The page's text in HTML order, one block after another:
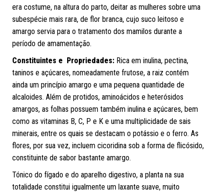
era costume, na altura do parto, deitar as mulheres sobre uma
subespécie mais rara, de flor branca, cujo suco leitoso e
amargo servia para o tratamento dos mamilos durante a
período de amamentação.
Constituintes e Propriedades: Rica em inulina, pectina,
taninos e açúcares, nomeadamente frutose, a raiz contém
ainda um princípio amargo e uma pequena quantidade de
alcaloides. Além de protidos, aminoácidos e heterósidos
amargos, as folhas possuem também inulina e açúcares, bem
como as vitaminas B, C, P e K e uma multiplicidade de sais
minerais, entre os quais se destacam o potássio e o ferro. As
flores, por sua vez, incluem cicoridina sob a forma de flicósido,
constituinte de sabor bastante amargo.
Tónico do fígado e do aparelho digestivo, a planta na sua
totalidade constitui igualmente um laxante suave, muito